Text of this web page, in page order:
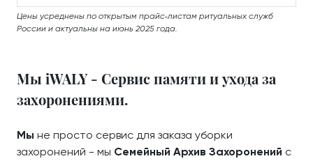
Цены усреднены по открытым прайс‑листам ритуальных служб
России и актуальны на июнь 2025 года.
Мы iWALY - Сервис памяти и ухода за
захоронениями.
Мы не просто сервис для заказа уборки
захоронений - мы Семейный Архив Захоронений с